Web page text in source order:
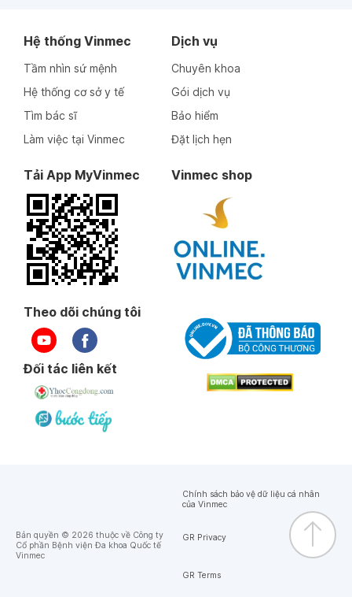
Hệ thống Vinmec
Tầm nhìn sứ mệnh
Hệ thống cơ sở y tế
Tìm bác sĩ
Làm việc tại Vinmec
Dịch vụ
Chuyên khoa
Gói dịch vụ
Bảo hiểm
Đặt lịch hẹn
Tải App MyVinmec Vinmec shop
Theo dõi chúng tôi
Đối tác liên kết
Bản quyền © 2026 thuộc về Công ty
Cổ phần Bệnh viện Đa khoa Quốc tế
Vinmec
Chính sách bảo vệ dữ liệu cá nhân
của Vinmec
GR Privacy
GR Terms